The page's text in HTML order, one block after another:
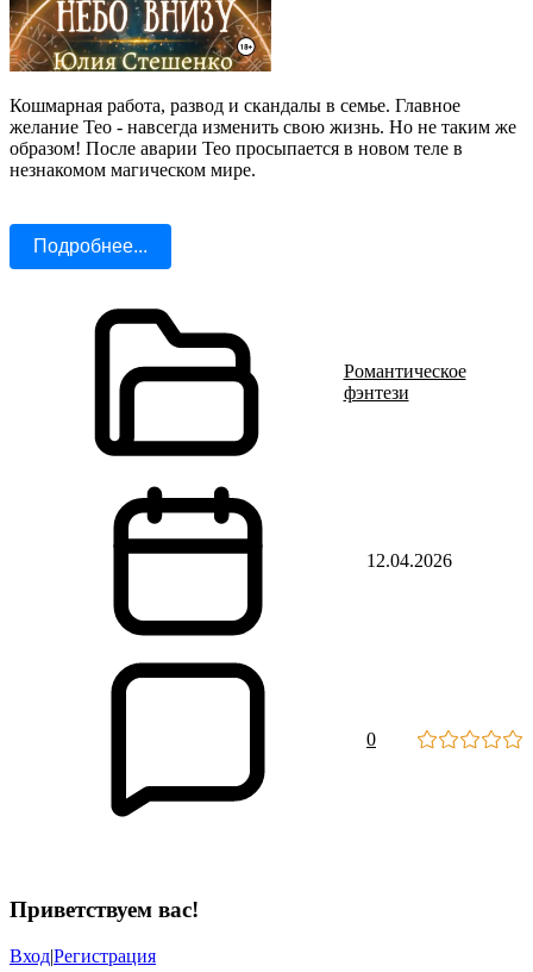
Кошмарная работа, развод и скандалы в семье. Главное
желание Тео - навсегда изменить свою жизнь. Но не таким же
образом! После аварии Тео просыпается в новом теле в
незнакомом магическом мире.
Подробнее...
Романтическое
фэнтези
12.04.2026
0
Приветствуем вас!
Вход|Регистрация